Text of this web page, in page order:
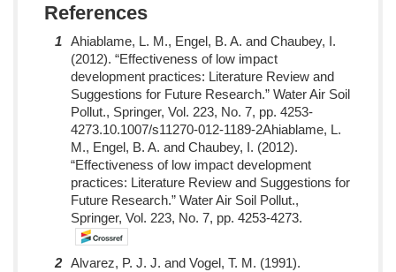
References
1 Ahiablame, L. M., Engel, B. A. and Chaubey, I.
(2012). “Effectiveness of low impact
development practices: Literature Review and
Suggestions for Future Research.” Water Air Soil
Pollut., Springer, Vol. 223, No. 7, pp. 4253-
4273.10.1007/s11270-012-1189-2Ahiablame, L.
M., Engel, B. A. and Chaubey, I. (2012).
“Effectiveness of low impact development
practices: Literature Review and Suggestions for
Future Research.” Water Air Soil Pollut.,
Springer, Vol. 223, No. 7, pp. 4253-4273.
2 Alvarez, P. J. J. and Vogel, T. M. (1991).